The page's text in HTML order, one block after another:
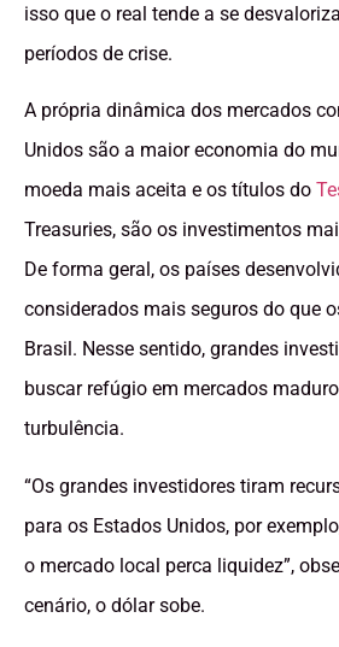
isso que o real tende a se
períodos de crise.
A própria dinâmica dos mercados
Unidos são a maior economia do
moeda mais aceita e os títulos do
Treasuries, são os investimentos
De forma geral, os países
considerados mais seguros do que
Brasil. Nesse sentido, grandes
buscar refúgio em mercados
turbulência.
“Os grandes investidores tiram
para os Estados Unidos, por
o mercado local perca liquidez”,
cenário, o dólar sobe.